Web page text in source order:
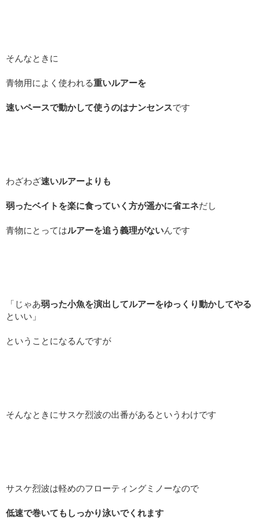
そんなときに
青物用によく使われる重いルアーを
速いペースで動かして使うのはナンセンスです
わざわざ速いルアーよりも
弱ったベイトを楽に食っていく方が遥かに省エネだし
青物にとってはルアーを追う義理がないんです
「じゃあ弱った小魚を演出してルアーをゆっくり動かしてやる
といい」
ということになるんですが
そんなときにサスケ烈波の出番があるというわけです
サスケ烈波は軽めのフローティングミノーなので
低速で巻いてもしっかり泳いでくれます